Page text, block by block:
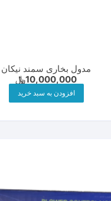
مدول بخاری سمند نیکان
10,000,000﷼
افزودن به سبد خرید